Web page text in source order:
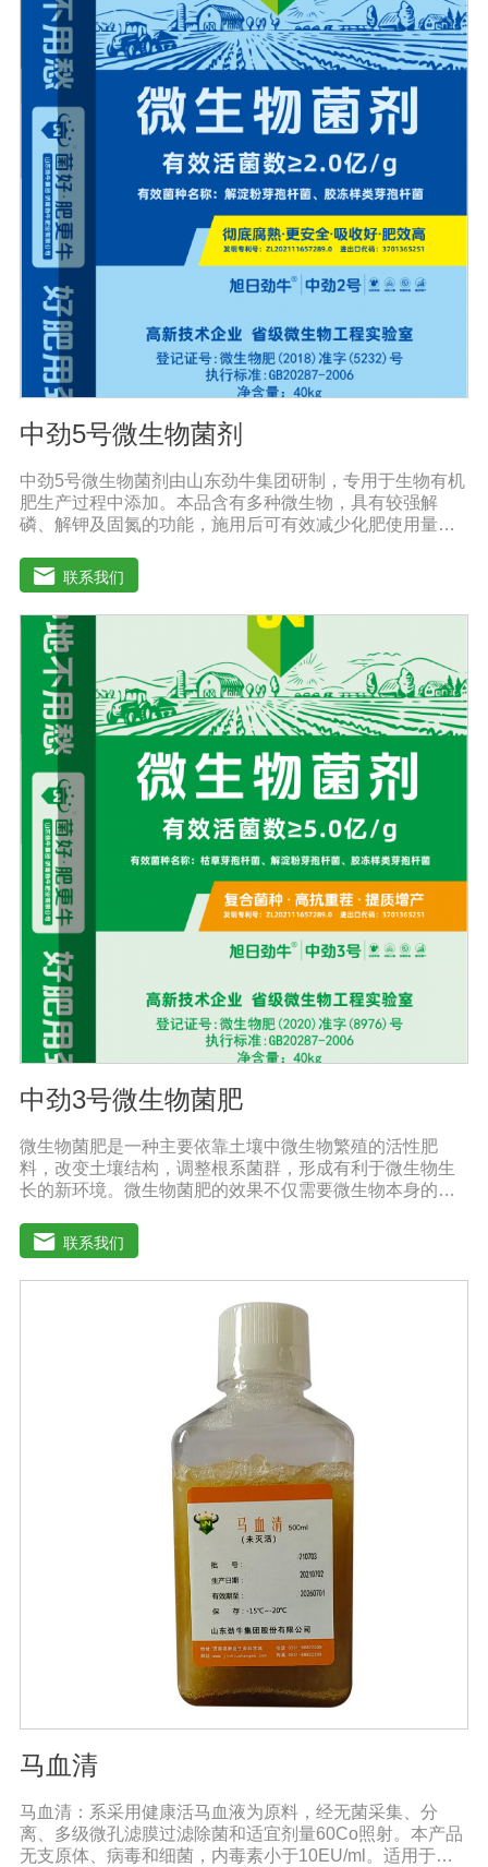
可以不断提高土壤有机质的含量。微生物分解后，有机质
可缩合成新的腐殖质，与土壤中的其他物质结合，形成有
机无机复合体，促进土壤中微粒结构的形成，协调水、
肥、气、热的矛盾，改善土壤结构，疏松土壤，提高耕作
能力。(3)调整微生物区系，改善土壤微生态系统。腐烂的
有机肥含有酵母、乳酸菌、纤维素分解菌和其他有益微生
物，生物有机肥还含有固氮、硅酸盐、溶磷、光合细菌和
假单胞细菌，这些微生物除了产生大量活性物质外，还具
有固氮、溶磷、钾，有些还具有抑制植物根病原体的能
力，有些有能力改善土壤微生态环境。此外，生物有机肥
施入土壤后，可以调节土壤中微生物的区域组成，有利于
改变土壤中微生态系统的结构。(4)激活不溶化合物，提高
土壤供养能力。生物有机肥含有固氮微生物，可以通过固
氮酶的作用将空气中的氮还原为可被作物吸收利用的成
分，是作物提供氮营养的重要途径。
中劲5号微生物菌剂
中劲5号微生物菌剂由山东劲牛集团研制，专用于生物有机
肥生产过程中添加。本品含有多种微生物，具有较强解
磷、解钾及固氮的功能，施用后可有效减少化肥使用量；
维生素，能不同程度地刺激根系生长，促进营养和水分吸
收；并且能产生铁载体、抗生素、系统防卫酶等多种物
质，可以抑制细菌、真菌性病害、诱导系统抗性，具有显
著的防病、抗重茬的效果。【产品功能】1.抑制植物病原
真菌的生长，提高植物对枯萎病、黄萎病、根腐病等土传
病害的抗病力；2.分泌促进生长的代谢产物，促进根系生
长；3.产生分解不溶性磷酸盐、硅酸盐和含钾矿物的代谢
产物，促进植物对磷、钾、硅等营养元素的利用；【适用
范围】适宜添加本品的有机肥原料包括：畜禽粪便、城市
有机废弃物、糠壳、饼粕、作物秸杆、产品加工废弃料
（蔗糖泥、果渣、茶渣、蘑菇渣、酒糟）【注意事项】 1.
本品内含大量有益活菌，不可与杀菌剂混合使用，用过农
药 的喷雾器一定要认真清洗后在喷菌剂。 2.本品如与化肥
混用，要现混现用。【贮 存】于阴凉干燥处保存，避免
阳光直射和雨淋【保 质 期】24个月
联系我们
中劲3号微生物菌肥
微生物菌肥是一种主要依靠土壤中微生物繁殖的活性肥
料，改变土壤结构，调整根系菌群，形成有利于微生物生
长的新环境。微生物菌肥的效果不仅需要微生物本身的活
规模繁殖，在植物根系周围形成有利的种群，防止其他有
害细菌的生命活动，分解土壤有机物，促进土壤颗粒的形
成，通过有益细菌的活性疏松土壤好地调节土壤疏松、肥
料、肥料、水、水、透气性，分解土壤中的农药残留，避
免农药残留对下一季度的作物造成损害。根系排放的有害
物质也能分解植物的生长过程。微生物菌肥的外部条件包
括温度、土壤湿度、土壤养分、光照强度和土壤酸碱度，
当微生物菌肥的数量和强度合适时，微生物菌肥可以发挥
正常作用。只有在适当的外部条件下，微生物菌肥才能发
挥正常作用。菌株繁殖较大，新陈代谢产生有利于植物生
长的元素，从而提高土壤肥力。空气中的氮可以部分利
用，通过有益细菌的生长代谢产生相应的酶和酸，分解土
壤中不溶性的磷和钾肥，成为植物可以吸收的磷和钾肥，
可以大大提高作物对肥料的利用率。在释放磷和钾的同
时，它还可以促进土壤中微量元素的释放和作物的利用，
同时，有益的细菌可以代谢多种植物所需的物质，如小分
子氨基酸、生长刺激物、维生素等。
联系我们
马血清
马血清：系采用健康活马血液为原料，经无菌采集、分
离、多级微孔滤膜过滤除菌和适宜剂量60Co照射。本产品
无支原体、病毒和细菌，内毒素小于10EU/ml。适用于多